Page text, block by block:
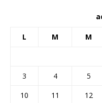
L M M
3
4 5
10
11 12